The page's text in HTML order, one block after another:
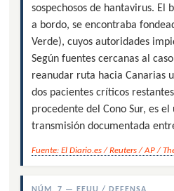
sospechosos de hantavirus. El
a bordo, se encontraba
Verde), cuyos autoridades
Según fuentes cercanas al
reanudar ruta hacia Canarias
dos pacientes críticos
procedente del Cono Sur, es
transmisión documentada
Fuente: El Diario.es / Reuters / AP /